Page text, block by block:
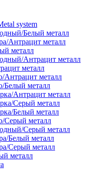
system
Белый металл
Антрацит металл
металл
Антрацит металл
металл
Антрацит металл
Белый металл
Антрацит металл
Серый металл
Белый металл
Серый металл
Серый металл
Белый металл
Серый металл
металл